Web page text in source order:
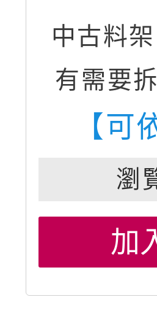
中古料
有需要
【可
瀏
加